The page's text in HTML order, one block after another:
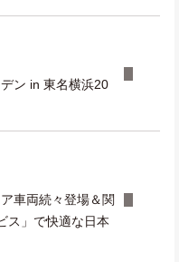
ン in 東名横浜20
車両続々登場＆関
ス」で快適な日本